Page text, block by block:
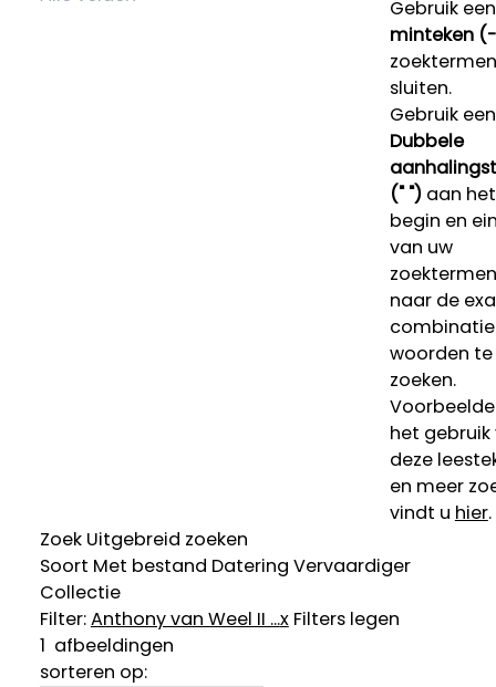
Gebruik een
minteken
sluiten.
Gebruik een
Dubbele
(" ")aan het
begin en
van uw
naar de
woorden te
zoeken.
het gebruik
deze
en meer
vindt u hier.
Zoek Uitgebreid zoeken
Soort Met bestand Datering Vervaardiger
Collectie
Filter:Anthony van Weel II ...x Filters legen
1 afbeeldingen
sorteren op: